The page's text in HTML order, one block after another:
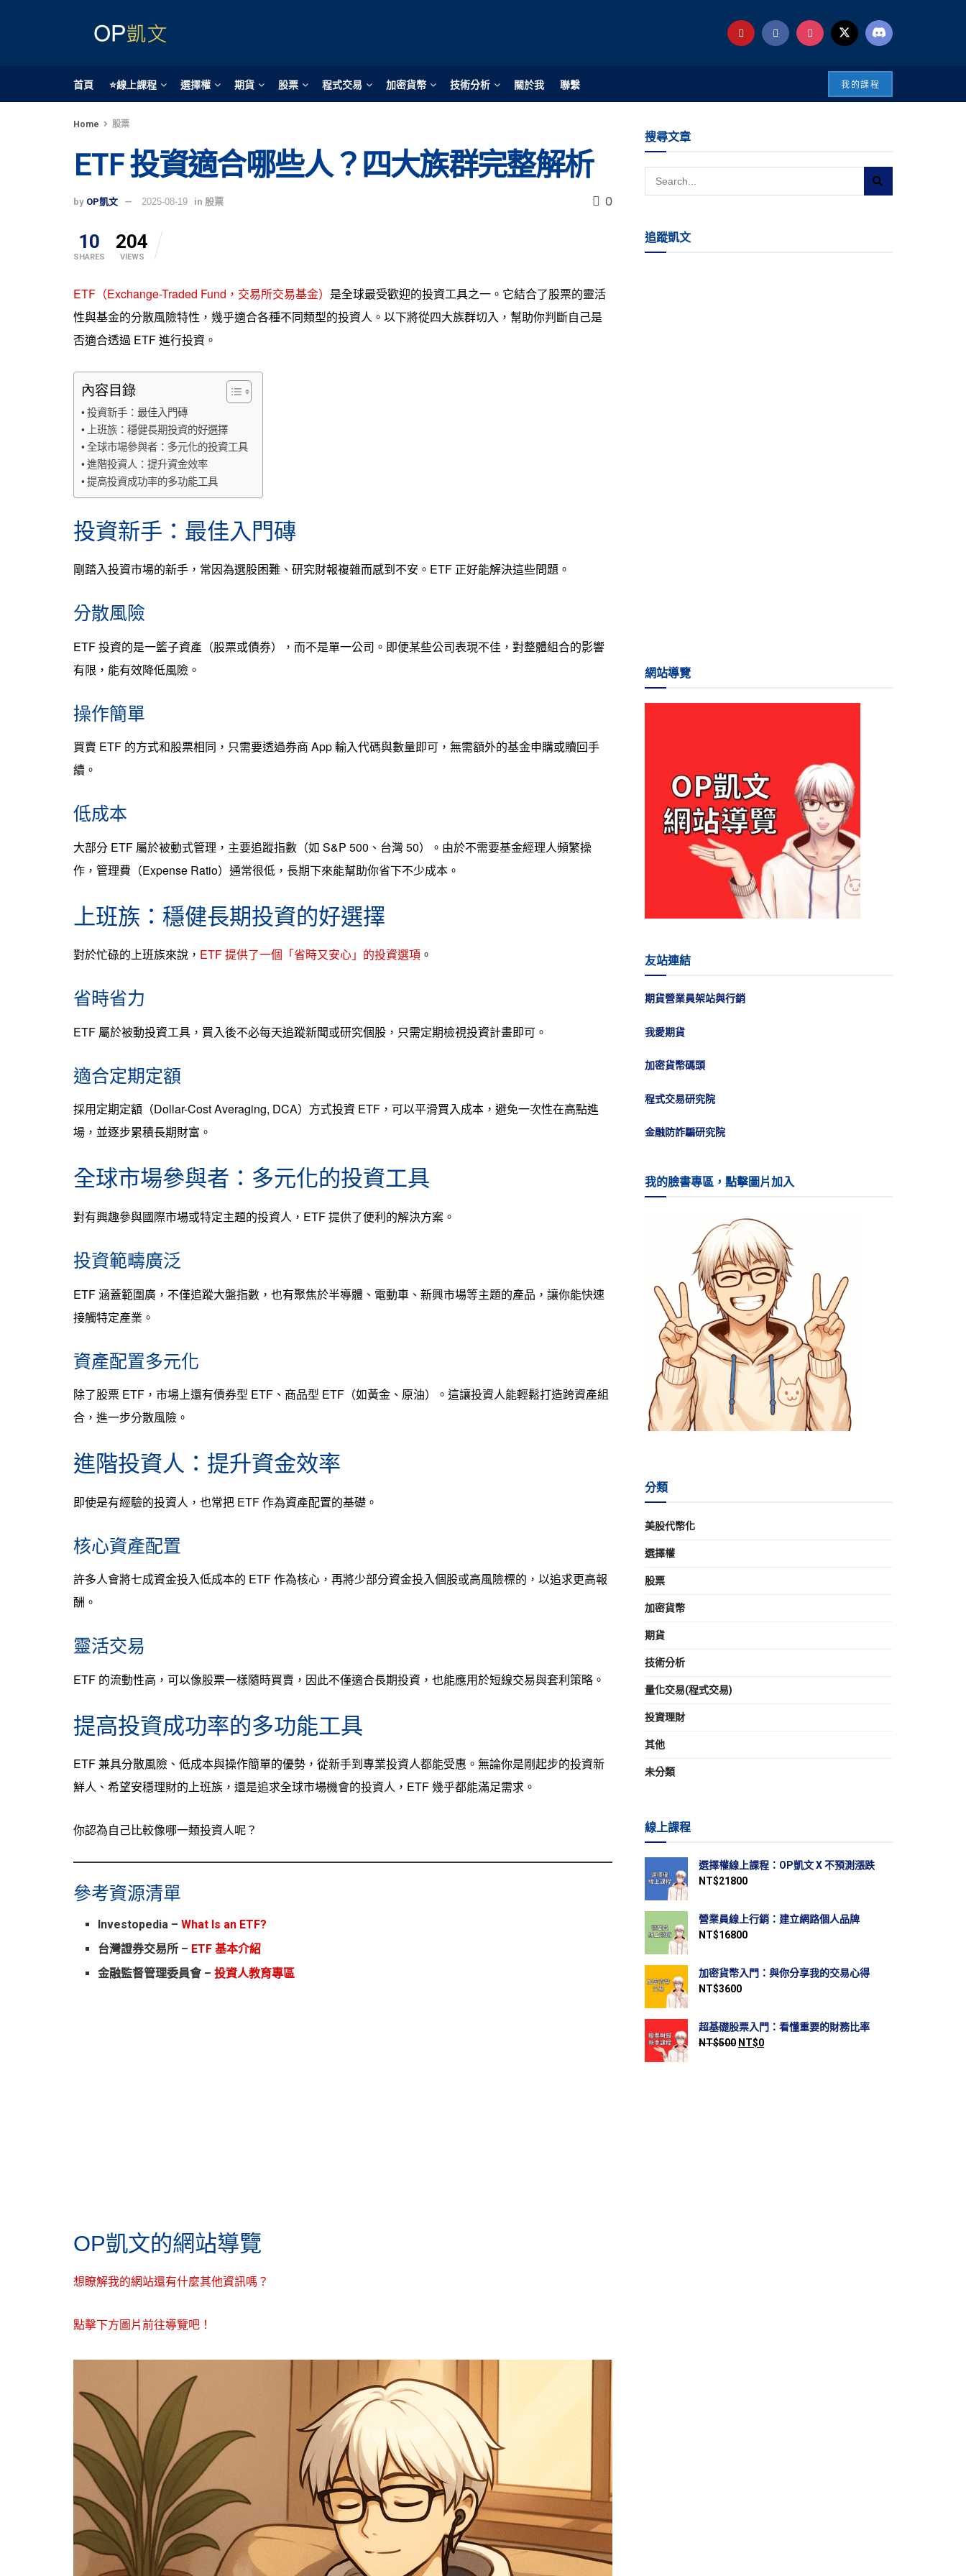
首頁 ⭐線上課程 選擇權 期貨 股票 程式交易 加密貨幣 技術分析 關於我 聯繫 我的課程
Home 股票
ETF 投資適合哪些人？四大族群完整解析
by OP凱文 2025-08-19 in 股票 0
10
SHARES
204
VIEWS
ETF（Exchange-Traded Fund，交易所交易基金） 是全球最受歡迎的投資工具之一。它結合了股票的靈活
性與基金的分散風險特性，幾乎適合各種不同類型的投資人。以下將從四大族群切入，幫助你判斷自己是
否適合透過 ETF 進行投資。
內容目錄
投資新手：最佳入門磚
上班族：穩健長期投資的好選擇
全球市場參與者：多元化的投資工具
進階投資人：提升資金效率
提高投資成功率的多功能工具
投資新手：最佳入門磚
剛踏入投資市場的新手，常因為選股困難、研究財報複雜而感到不安。ETF 正好能解決這些問題。
分散風險
ETF 投資的是一籃子資產（股票或債券），而不是單一公司。即便某些公司表現不佳，對整體組合的影響
有限，能有效降低風險。
操作簡單
買賣 ETF 的方式和股票相同，只需要透過券商 App 輸入代碼與數量即可，無需額外的基金申購或贖回手
續。
低成本
大部分 ETF 屬於被動式管理，主要追蹤指數（如 S&P 500、台灣 50）。由於不需要基金經理人頻繁操
作，管理費（Expense Ratio）通常很低，長期下來能幫助你省下不少成本。
上班族：穩健長期投資的好選擇
對於忙碌的上班族來說， ETF 提供了一個「省時又安心」的投資選項 。
省時省力
ETF 屬於被動投資工具，買入後不必每天追蹤新聞或研究個股，只需定期檢視投資計畫即可。
適合定期定額
採用定期定額（Dollar-Cost Averaging, DCA）方式投資 ETF，可以平滑買入成本，避免一次性在高點進
場，並逐步累積長期財富。
全球市場參與者：多元化的投資工具
對有興趣參與國際市場或特定主題的投資人，ETF 提供了便利的解決方案。
投資範疇廣泛
ETF 涵蓋範圍廣，不僅追蹤大盤指數，也有聚焦於半導體、電動車、新興市場等主題的產品，讓你能快速
接觸特定產業。
資產配置多元化
除了股票 ETF，市場上還有債券型 ETF、商品型 ETF（如黃金、原油）。這讓投資人能輕鬆打造跨資產組
合，進一步分散風險。
進階投資人：提升資金效率
即使是有經驗的投資人，也常把 ETF 作為資產配置的基礎。
核心資產配置
許多人會將七成資金投入低成本的 ETF 作為核心，再將少部分資金投入個股或高風險標的，以追求更高報
酬。
靈活交易
ETF 的流動性高，可以像股票一樣隨時買賣，因此不僅適合長期投資，也能應用於短線交易與套利策略。
提高投資成功率的多功能工具
ETF 兼具分散風險、低成本與操作簡單的優勢，從新手到專業投資人都能受惠。無論你是剛起步的投資新
鮮人、希望安穩理財的上班族，還是追求全球市場機會的投資人，ETF 幾乎都能滿足需求。
你認為自己比較像哪一類投資人呢？
參考資源清單
Investopedia –What Is an ETF?
台灣證券交易所 – ETF 基本介紹
金融監督管理委員會 –投資人教育專區
OP凱文的網站導覽
想瞭解我的網站還有什麼其他資訊嗎？
點擊下方圖片前往導覽吧！
搜尋文章
追蹤凱文
網站導覽
友站連結
期貨營業員架站與行銷
我愛期貨
加密貨幣碼頭
程式交易研究院
金融防詐騙研究院
我的臉書專區，點擊圖片加入
分類
美股代幣化
選擇權
股票
加密貨幣
期貨
技術分析
量化交易(程式交易)
投資理財
其他
未分類
線上課程
選擇權線上課程：OP凱文 X 不預測漲跌
NT$21800
營業員線上行銷：建立網路個人品牌
NT$16800
加密貨幣入門：與你分享我的交易心得
NT$3600
超基礎股票入門：看懂重要的財務比率
NT$500 NT$0